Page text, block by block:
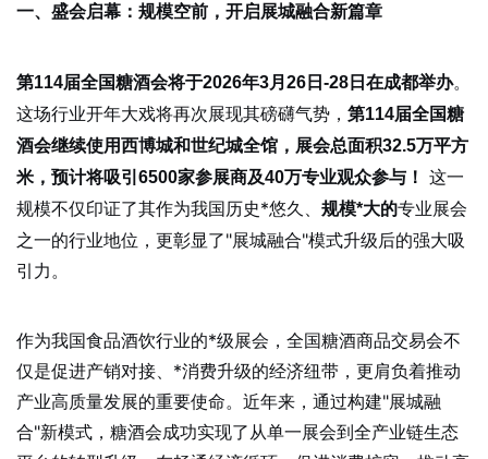
一、盛会启幕：规模空前，开启展城融合新篇章
第114届全国糖酒会将于2026年3月26日-28日在成都举办。
这场行业开年大戏将再次展现其磅礴气势， 第114届全国糖
酒会继续使用西博城和世纪城全馆，展会总面积32.5万平方
米，预计将吸引6500家参展商及40万专业观众参与！
这一
规模不仅印证了其作为我国历史*悠久、 规模*大的专业展会
之一的行业地位，更彰显了"展城融合"模式升级后的强大吸
引力。
作为我国食品酒饮行业的*级展会，全国糖酒商品交易会不
仅是促进产销对接、*消费升级的经济纽带，更肩负着推动
产业高质量发展的重要使命。近年来，通过构建"展城融
合"新模式，糖酒会成功实现了从单一展会到全产业链生态